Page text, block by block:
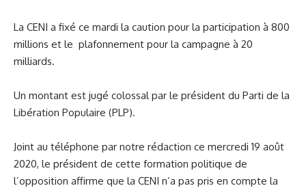
La CENI a fixé ce mardi la caution pour la participation à 800
millions et le plafonnement pour la campagne à 20
milliards.
Un montant est jugé colossal par le président du Parti de la
Libération Populaire (PLP).
Joint au téléphone par notre rédaction ce mercredi 19 août
2020, le président de cette formation politique de
l’opposition affirme que la CENI n’a pas pris en compte la